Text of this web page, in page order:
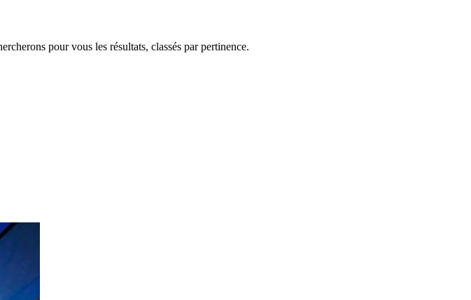
pour vous les résultats, classés par pertinence.